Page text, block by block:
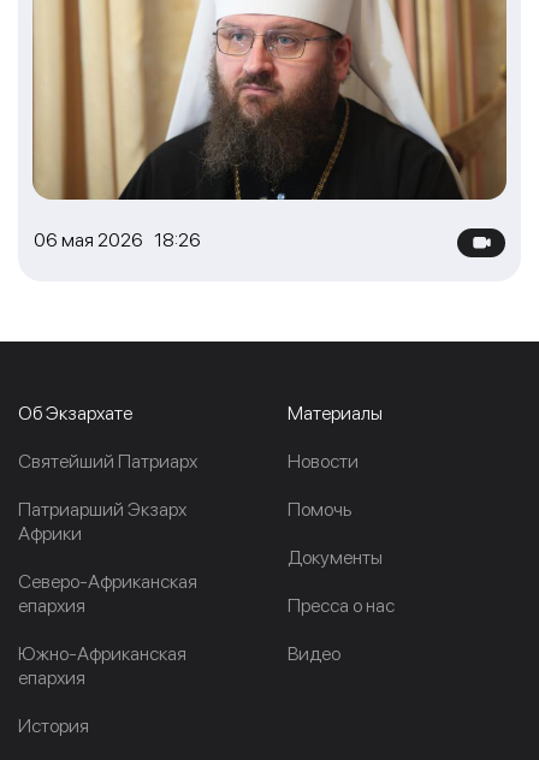
06 мая 2026 18:26
Об Экзархате
Cвятейший Патриарх
Патриарший Экзарх
Африки
Северо-Африканская
епархия
Южно-Африканская
епархия
История
Материалы
Новости
Помочь
Документы
Пресса о нас
Видео